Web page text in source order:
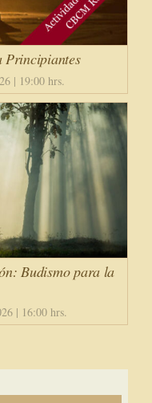
Principiantes
| 19:00 hrs.
Budismo para la
| 16:00 hrs.